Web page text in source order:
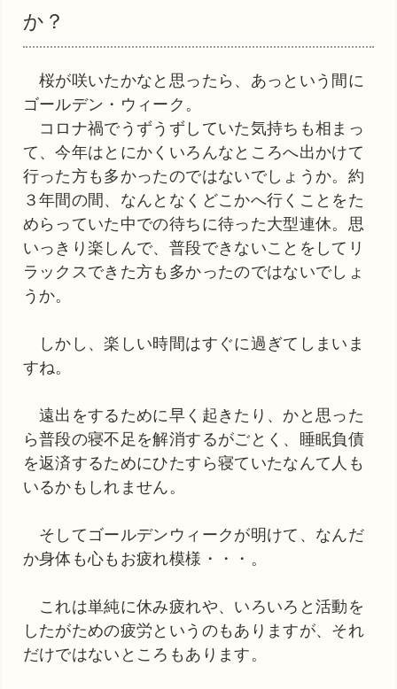
か？
桜が咲いたかなと思ったら、あっという間に
ゴールデン・ウィーク。
コロナ禍でうずうずしていた気持ちも相まっ
て、今年はとにかくいろんなところへ出かけて
行った方も多かったのではないでしょうか。約
３年間の間、なんとなくどこかへ行くことをた
めらっていた中での待ちに待った大型連休。思
いっきり楽しんで、普段できないことをしてリ
ラックスできた方も多かったのではないでしょ
うか。
しかし、楽しい時間はすぐに過ぎてしまいま
すね。
遠出をするために早く起きたり、かと思った
ら普段の寝不足を解消するがごとく、睡眠負債
を返済するためにひたすら寝ていたなんて人も
いるかもしれません。
そしてゴールデンウィークが明けて、なんだ
か身体も心もお疲れ模様・・・。
これは単純に休み疲れや、いろいろと活動を
したがための疲労というのもありますが、それ
だけではないところもあります。